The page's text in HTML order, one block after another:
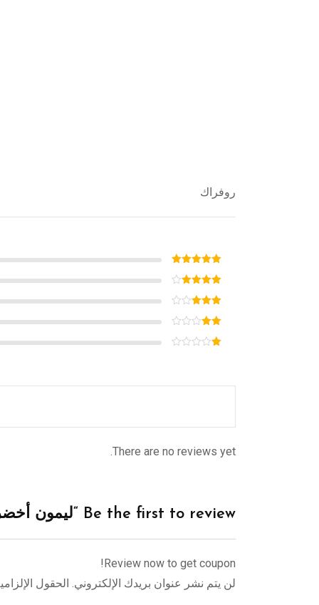
روفراك
There are no reviews yet.
Be the first to review “ليمون أخضر صغير (اللايم)”
Review now to get coupon!
لن يتم نشر عنوان بريدك الإلكتروني. الحقول